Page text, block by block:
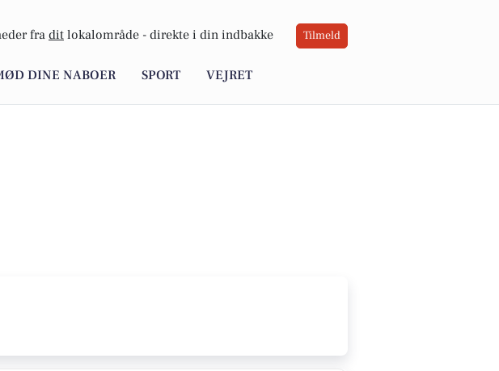
fra dit lokalområde - direkte i din indbakke Tilmeld
DINE NABOER SPORT VEJRET